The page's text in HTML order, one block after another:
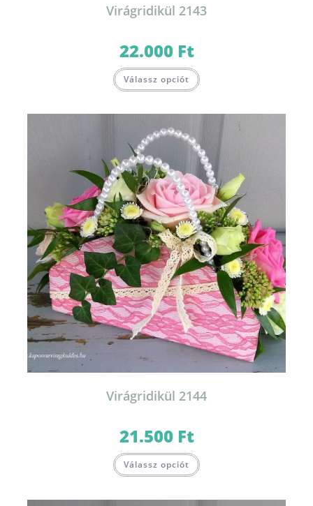
Virágridikül 2143
22.000 Ft
Válassz opciót
Virágridikül 2144
21.500 Ft
Válassz opciót